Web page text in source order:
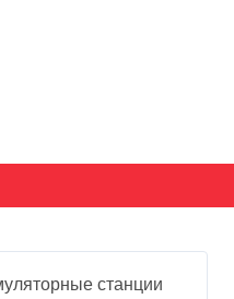
станции